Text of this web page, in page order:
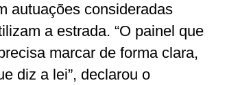
autuações consideradas
a estrada. “O painel que
marcar de forma clara,
diz a lei”, declarou o